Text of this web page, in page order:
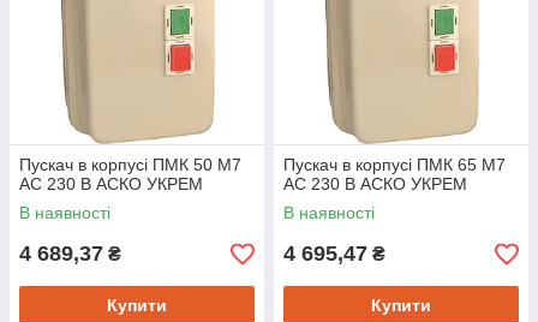
Пускач в корпусі ПМК 50 М7
AC 230 B АСКО УКРЕМ
В наявності
4 689,37 ₴
Купити
Пускач в корпусі ПМК 65 М7
AC 230 B АСКО УКРЕМ
В наявності
4 695,47 ₴
Купити